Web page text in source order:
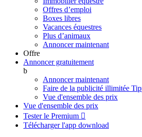
Offres d’emploi
Boxes libres
Vacances équestres
Plus d’animaux
Annoncer maintenant
Offre
Annoncer gratuitement
b
Annoncer maintenant
Faire de la publicité illimitée
Vue d'ensemble des prix
Vue d'ensemble des prix
Tester le Premium 
Télécharger l'app download